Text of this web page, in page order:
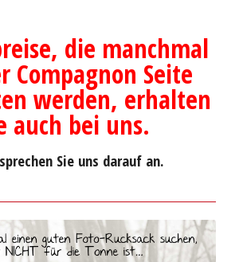
die manchmal
Compagnon Seite
werden, erhalten
auch bei uns.
Sie uns darauf an.